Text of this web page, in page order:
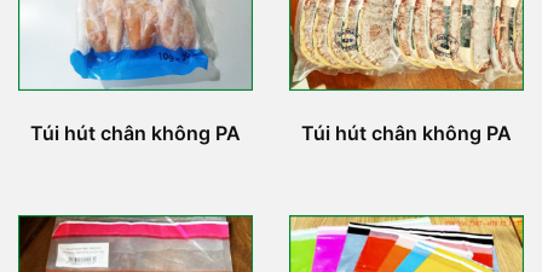
Túi hút chân không PA Túi hút chân không PA